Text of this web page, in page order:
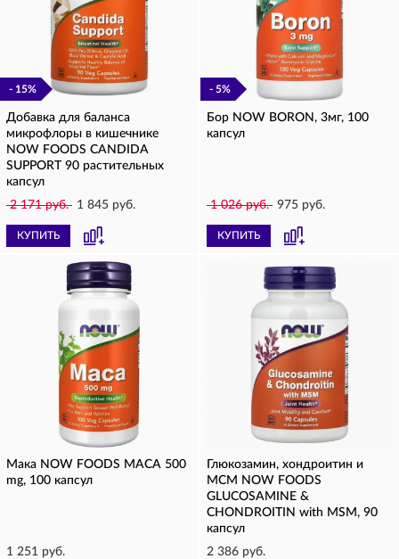
- 15%
Добавка для баланса
микрофлоры в кишечнике
NOW FOODS CANDIDA
SUPPORT 90 растительных
капсул
2 171 руб. 1 845 руб.
КУПИТЬ
- 5%
Бор NOW BORON, 3мг, 100
капсул
1 026 руб. 975 руб.
КУПИТЬ
Мака NOW FOODS MACA 500
mg, 100 капсул
1 251 руб.
Глюкозамин, хондроитин и
МСМ NOW FOODS
GLUCOSAMINE &
CHONDROITIN with MSM, 90
капсул
2 386 руб.